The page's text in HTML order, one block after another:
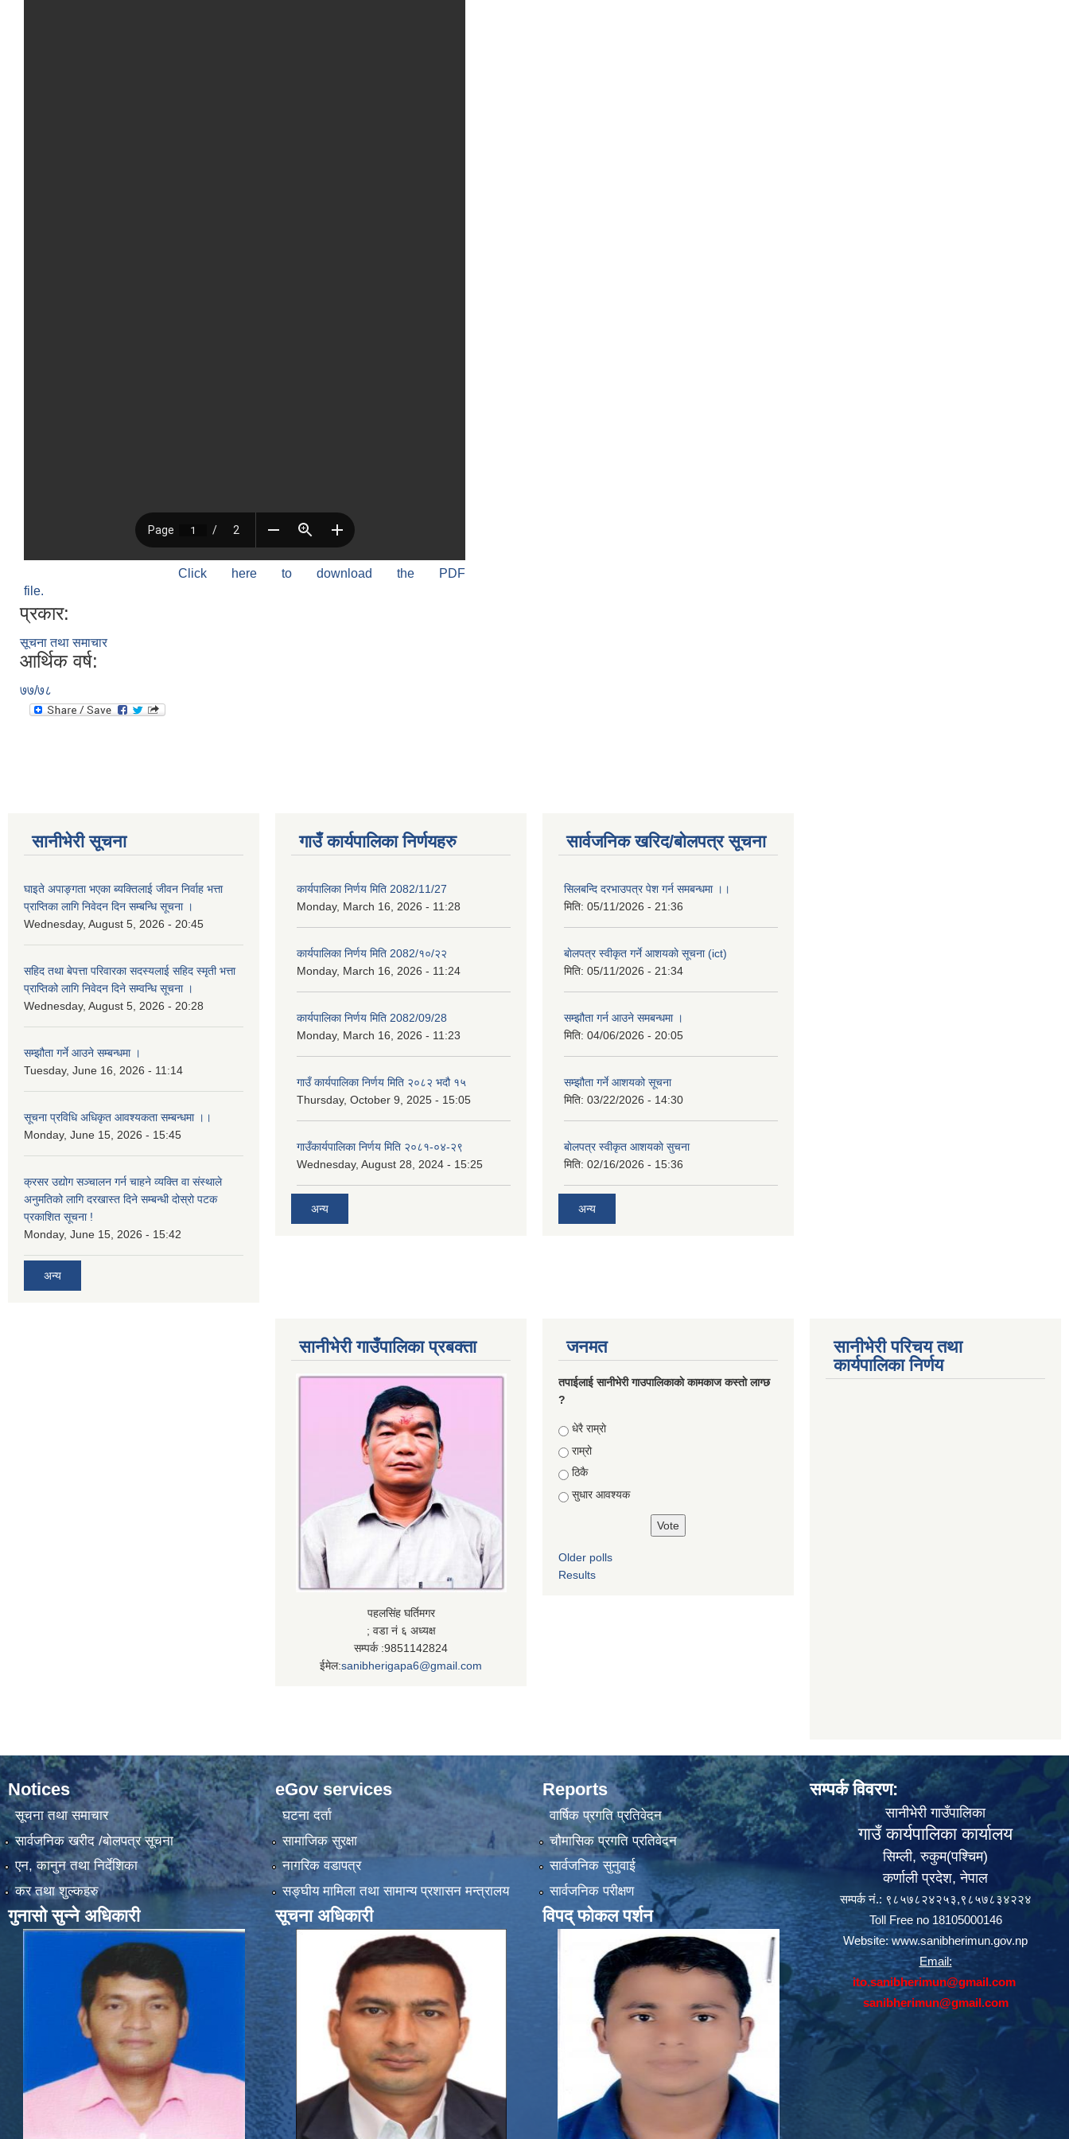
Click here to download the PDF
file.
प्रकार:
सूचना तथा समाचार
आर्थिक वर्ष:
७७/७८
सानीभेरी सूचना
घाइते अपाङ्गता भएका ब्यक्तिलाई जीवन निर्वाह भत्ता
प्राप्तिका लागि निवेदन दिन सम्बन्धि सूचना ।
Wednesday, August 5, 2026 - 20:45
सहिद तथा बेपत्ता परिवारका सदस्यलाई सहिद स्मृती भत्ता
प्राप्तिको लागि निवेदन दिने सम्वन्धि सूचना ।
Wednesday, August 5, 2026 - 20:28
सम्झौता गर्ने आउने सम्बन्धमा ।
Tuesday, June 16, 2026 - 11:14
सूचना प्रविधि अधिकृत आवश्यकता सम्बन्धमा ।।
Monday, June 15, 2026 - 15:45
क्रसर उद्योग सञ्चालन गर्न चाहने व्यक्ति वा संस्थाले
अनुमतिको लागि दरखास्त दिने सम्बन्धी दोस्रो पटक
प्रकाशित सूचना !
Monday, June 15, 2026 - 15:42
अन्य
गाउँ कार्यपालिका निर्णयहरु
कार्यपालिका निर्णय मिति 2082/11/27
Monday, March 16, 2026 - 11:28
कार्यपालिका निर्णय मिति 2082/१०/२२
Monday, March 16, 2026 - 11:24
कार्यपालिका निर्णय मिति 2082/09/28
Monday, March 16, 2026 - 11:23
गाउँ कार्यपालिका निर्णय मिति २०८२ भदौ १५
Thursday, October 9, 2025 - 15:05
गाउँकार्यपालिका निर्णय मिति २०८१-०४-२९
Wednesday, August 28, 2024 - 15:25
अन्य
सार्वजनिक खरिद/बोलपत्र सूचना
सिलबन्दि दरभाउपत्र पेश गर्न समबन्धमा ।।
मिति: 05/11/2026 - 21:36
बाेलपत्र स्वीकृत गर्ने आशयकाे सूचना (ict)
मिति: 05/11/2026 - 21:34
सम्झौता गर्न आउने समबन्धमा ।
मिति: 04/06/2026 - 20:05
सम्झौता गर्ने आशयको सूचना
मिति: 03/22/2026 - 14:30
बाेलपत्र स्वीकृत आशयकाे सुचना
मिति: 02/16/2026 - 15:36
अन्य
सानीभेरी गाउँपालिका प्रबक्ता
पहलसिंह घर्तिमगर
; वडा नं ६ अध्यक्ष
सम्पर्क :9851142824
ईमेल:sanibherigapa6@gmail.com
जनमत
तपाईलाई सानीभेरी गाउपालिकाकाे कामकाज कस्ताे लाग्छ
?
Choices
धेरै राम्राे
राम्रो
ठिकै
सुधार आवश्यक
Older polls
Results
सानीभेरी परिचय तथा
कार्यपालिका निर्णय
Notices
सूचना तथा समाचार
सार्वजनिक खरीद /बोलपत्र सूचना
एन, कानुन तथा निर्देशिका
कर तथा शुल्कहरु
गुनासो सुन्ने अधिकारी
eGov services
घटना दर्ता
सामाजिक सुरक्षा
नागरिक वडापत्र
सङ्‍घीय मामिला तथा सामान्य प्रशासन मन्त्रालय
सूचना अधिकारी
Reports
वार्षिक प्रगति प्रतिवेदन
चौमासिक प्रगति प्रतिवेदन
सार्वजनिक सुनुवाई
सार्वजनिक परीक्षण
विपद् फोकल पर्शन
सम्पर्क विवरण:
सानीभेरी गाउँपालिका
गाउँ कार्यपालिका कार्यालय
सिम्ली, रुकुम(पश्‍चिम)
कर्णाली प्रदेश, नेपाल
सम्पर्क नं.: ९८५७८२४२५३,९८५७८३४२२४
Toll Free no 18105000146
Website:www.sanibherimun.gov.np
Email:
ito.sanibherimun@gmail.com
sanibherimun@gmail.com